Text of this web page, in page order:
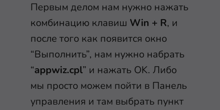
Первым делом нам нужно нажать
комбинацию клавиш Win + R, и
после того как появится окно
“Выполнить”, нам нужно набрать
“appwiz.cpl” и нажать OK. Либо
мы просто можем пойти в Панель
управления и там выбрать пункт